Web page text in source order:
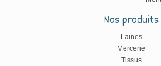
Nos produits
Laines
Mercerie
Tissus